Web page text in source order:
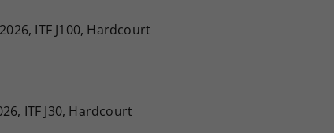
ITF J100, Hardcourt
ITF J30, Hardcourt